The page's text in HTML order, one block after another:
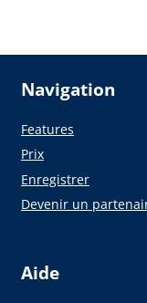
Navigation
Features
Prix
Enregistrer
Devenir un
Aide